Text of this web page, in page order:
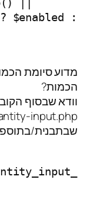
$enabled :
מדוע סיומת
הכמות?
וודא שבסוף
input.php
שבתבנית/